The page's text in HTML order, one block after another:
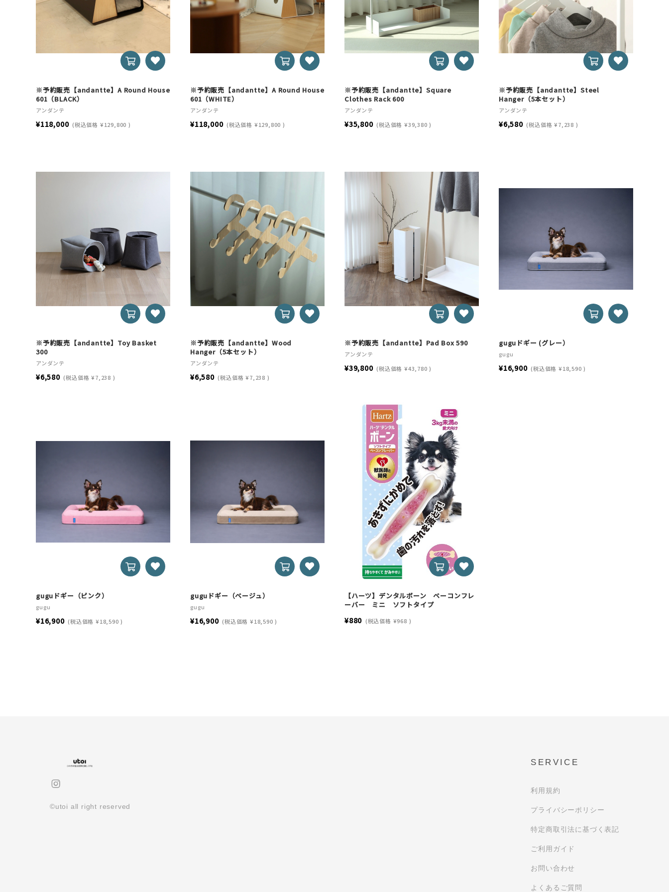
※予約販売【andantte】A Round House
601（BLACK）
アンダンテ
¥118,000 (税込価格 ¥129,800 )
※予約販売【andantte】A Round House
601（WHITE）
アンダンテ
¥118,000 (税込価格 ¥129,800 )
※予約販売【andantte】Square
Clothes Rack 600
アンダンテ
¥35,800 (税込価格 ¥39,380 )
※予約販売【andantte】Steel
Hanger（5本セット）
アンダンテ
¥6,580 (税込価格 ¥7,238 )
※予約販売【andantte】Toy Basket
300
アンダンテ
¥6,580 (税込価格 ¥7,238 )
※予約販売【andantte】Wood
Hanger（5本セット）
アンダンテ
¥6,580 (税込価格 ¥7,238 )
※予約販売【andantte】Pad Box 590
アンダンテ
¥39,800 (税込価格 ¥43,780 )
guguドギー (グレー）
gugu
¥16,900 (税込価格 ¥18,590 )
guguドギー（ピンク）
gugu
¥16,900 (税込価格 ¥18,590 )
guguドギー（ベージュ）
gugu
¥16,900 (税込価格 ¥18,590 )
【ハーツ】デンタルボーン ベーコンフレ
ーバー ミニ ソフトタイプ
¥880 (税込価格 ¥968 )
©utoi all right reserved
SERVICE
利用規約
プライバシーポリシー
特定商取引法に基づく表記
ご利用ガイド
お問い合わせ
よくあるご質問